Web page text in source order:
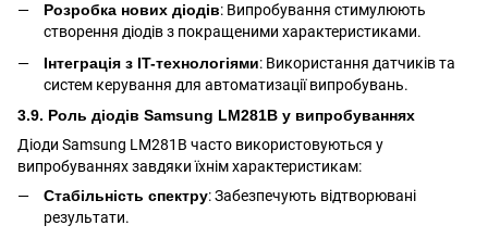
Розробка нових діодів: Випробування стимулюють
створення діодів з покращеними характеристиками.
Інтеграція з IT-технологіями: Використання датчиків та
систем керування для автоматизації випробувань.
3.9. Роль діодів Samsung LM281B у випробуваннях
Діоди Samsung LM281B часто використовуються у
випробуваннях завдяки їхнім характеристикам:
Стабільність спектру: Забезпечують відтворювані
результати.